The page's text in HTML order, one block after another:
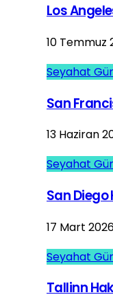
Los
10 Temmuz
Seyahat
San
13 Haziran
Seyahat
San
17 Mart
Seyahat
Tallinn